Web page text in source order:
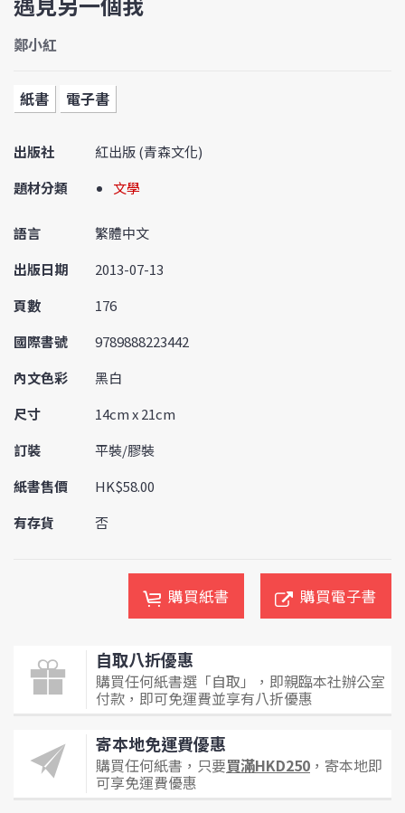
鄭小紅
紙書 電子書
出版社
紅出版 (青森文化)
題材分類
文學
語言
繁體中文
出版日期
2013-07-13
頁數
176
國際書號
9789888223442
內文色彩
黑白
尺寸
14cm x 21cm
訂裝
平裝/膠裝
紙書售價
HK$58.00
有存貨
否
購買紙書 購買電子書
自取八折優惠
購買任何紙書選「自取」，即親臨本社辦公室
付款，即可免運費並享有八折優惠
寄本地免運費優惠
購買任何紙書，只要買滿HKD250 ，寄本地即
可享免運費優惠